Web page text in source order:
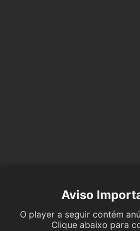
Aviso
O player a seguir contém
Clique abaixo para